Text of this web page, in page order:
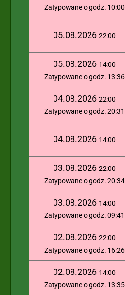
Zatypowane o godz. 10:00
05.08.2026 22:00
05.08.2026 14:00
Zatypowane o godz. 13:36
04.08.2026 22:00
Zatypowane o godz. 20:31
04.08.2026 14:00
03.08.2026 22:00
Zatypowane o godz. 20:34
03.08.2026 14:00
Zatypowane o godz. 09:41
02.08.2026 22:00
Zatypowane o godz. 16:26
02.08.2026 14:00
Zatypowane o godz. 13:35